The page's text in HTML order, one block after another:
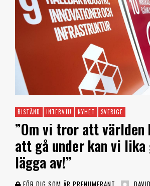
BISTÅND INTERVJU NYHET SVERIGE
”Om vi tror att världen
att gå under kan vi lika
lägga av!”